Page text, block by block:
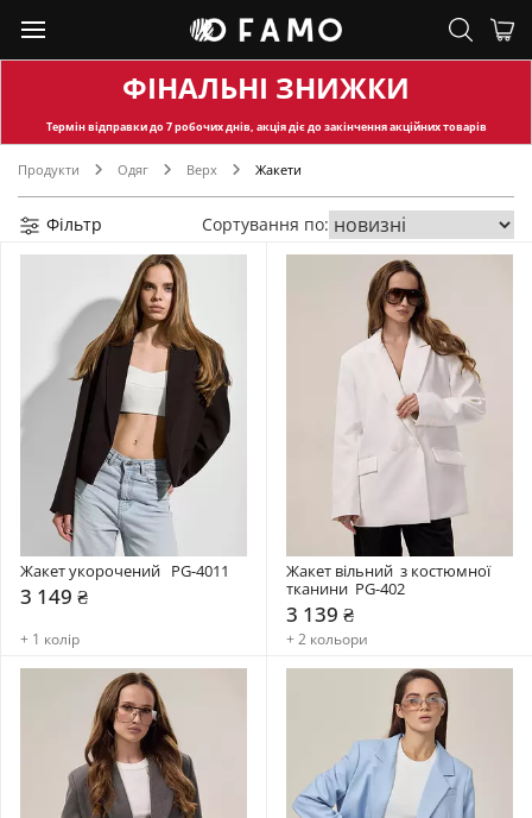
ФІНАЛЬНІ ЗНИЖКИ
Термін відправкидо 7 робочих днів, акція діє до закінчення акційних товарів
Продукти Одяг Верх Жакети
Фільтр Сортування по:
Жакет укорочений   PG-4011
3 149 ₴
+ 1 колір
Жакет вільний  з костюмної
тканини  PG-402
3 139 ₴
+ 2 кольори